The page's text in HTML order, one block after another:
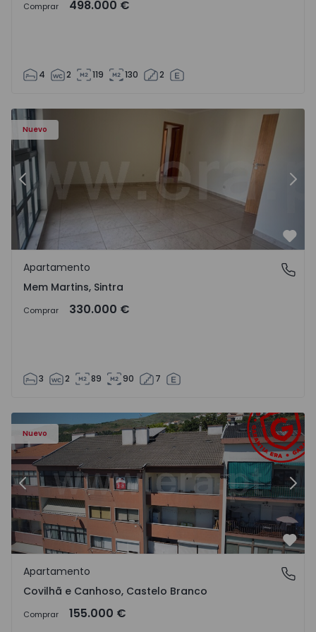
Comprar 498.000 €
4 2 119 130 2
Nuevo
- 15
Apartamento T3 Sintra, Algueirão-Mem Martins -
Anterior
Mem Martins, Sintra
Apartamento
Mem Martins, Sintra
Comprar 330.000 €
3 2 89 90 7
Nuevo
- 18
Apartamento T2 Covilhã, Covilhã e Canhoso - 1497806 -
Anterior
Covilhã e Canhoso, Castelo Branco
Apartamento
Covilhã e Canhoso, Castelo Branco
Comprar 155.000 €